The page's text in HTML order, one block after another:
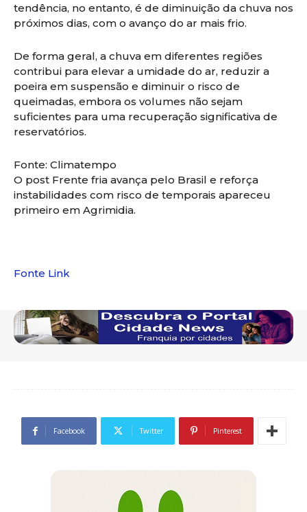
tendência, no entanto, é de diminuição da chuva nos
próximos dias, com o avanço do ar mais frio.
De forma geral, a chuva em diferentes regiões
contribui para elevar a umidade do ar, reduzir a
poeira em suspensão e diminuir o risco de
queimadas, embora os volumes não sejam
suficientes para uma recuperação significativa de
reservatórios.
Fonte: Climatempo
O post Frente fria avança pelo Brasil e reforça
instabilidades com risco de temporais apareceu
primeiro em Agrimidia.
Fonte Link
Facebook Twitter Pinterest